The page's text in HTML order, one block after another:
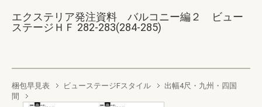
エクステリア発注資料 バルコニー編２ ビュー
ステージＨＦ 282-283(284-285)
梱包早見表 ビューステージFスタイル
出幅4尺・九州・四国
間